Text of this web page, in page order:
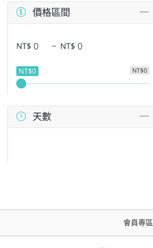
價格區間
NT$ ~ NT$
NT$0
NT$0
天數
會員專區